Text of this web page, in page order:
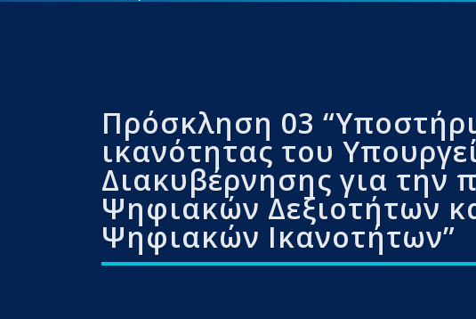
Πρόσκληση 03
ικανότητας του
Διακυβέρνησης για την
Ψηφιακών Δεξιοτήτων
Ψηφιακών Ικανοτήτων”